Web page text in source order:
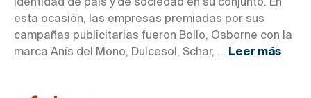
identidad de país y de sociedad en su conjunto. En
esta ocasión, las empresas premiadas por sus
campañas publicitarias fueron Bollo, Osborne con la
marca Anís del Mono, Dulcesol, Schar, ... Leer más